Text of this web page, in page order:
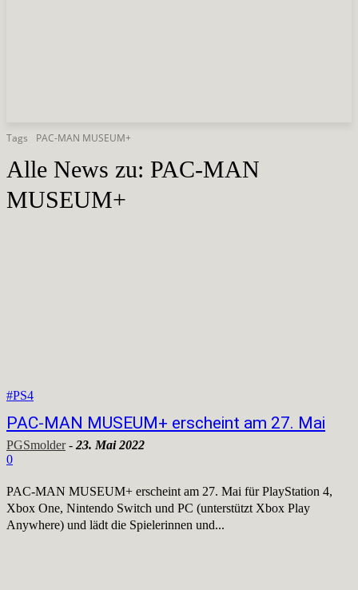
Tags PAC-MAN MUSEUM+
Alle News zu: PAC-MAN
MUSEUM+
#PS4
PAC-MAN MUSEUM+ erscheint am 27. Mai
PGSmolder - 23. Mai 2022
0
PAC-MAN MUSEUM+ erscheint am 27. Mai für PlayStation 4,
Xbox One, Nintendo Switch und PC (unterstützt Xbox Play
Anywhere) und lädt die Spielerinnen und...